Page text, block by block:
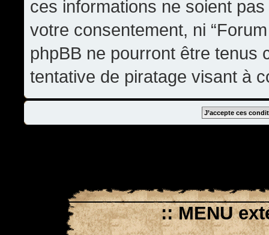
ces informations ne soient
votre consentement, ni
phpBB ne pourront être tenus
tentative de piratage visant à
:: MENU